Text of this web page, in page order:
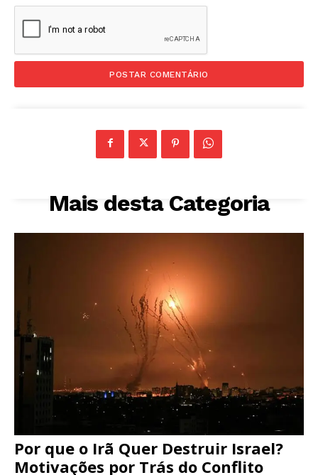
Mais desta Categoria
Por que o Irã Quer Destruir Israel?
Motivações por Trás do Conflito